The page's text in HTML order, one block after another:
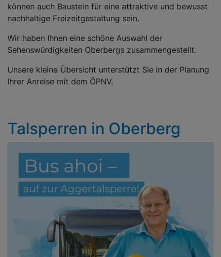
können auch Baustein für eine attraktive und bewusst
nachhaltige Freizeitgestaltung sein.
Wir haben Ihnen eine schöne Auswahl der
Sehenswürdigkeiten Oberbergs zusammengestellt.
Unsere kleine Übersicht unterstützt Sie in der Planung
Ihrer Anreise mit dem ÖPNV.
Talsperren in Oberberg